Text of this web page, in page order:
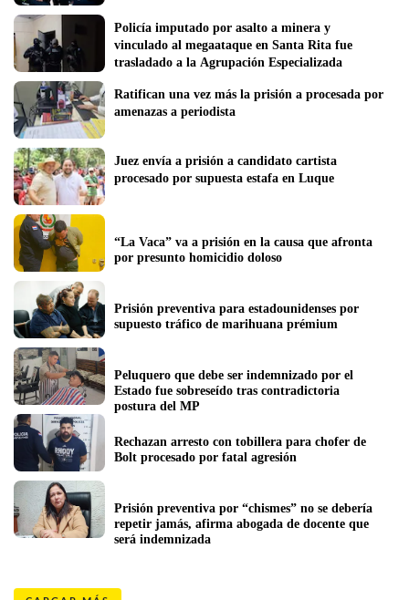
Policía imputado por asalto a minera y
vinculado al megaataque en Santa Rita fue
trasladado a la Agrupación Especializada
Ratifican una vez más la prisión a procesada por
Juez envía a prisión a candidato cartista
procesado por supuesta estafa en Luque
“La Vaca” va a prisión en la causa que afronta
por presunto homicidio doloso
Prisión preventiva para estadounidenses por
supuesto tráfico de marihuana prémium
Peluquero que debe ser indemnizado por el
Estado fue sobreseído tras contradictoria
postura del MP
Rechazan arresto con tobillera para chofer de
Bolt procesado por fatal agresión
Prisión preventiva por “chismes” no se debería
repetir jamás, afirma abogada de docente que
será indemnizada